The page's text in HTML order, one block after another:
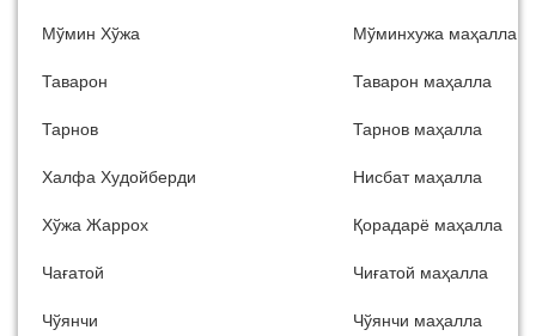
Мўмин Хўжа Мўминхужа маҳалла
Таварон Таварон маҳалла
Тарнов Тарнов маҳалла
Халфа Худойберди Нисбат маҳалла
Хўжа Жаррох Қорадарё маҳалла
Чағатой Чиғатой маҳалла
Чўянчи Чўянчи маҳалла